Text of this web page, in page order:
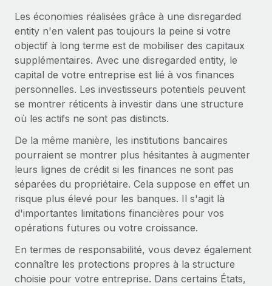
Les économies réalisées grâce à une disregarded
entity n'en valent pas toujours la peine si votre
objectif à long terme est de mobiliser des capitaux
supplémentaires. Avec une disregarded entity, le
capital de votre entreprise est lié à vos finances
personnelles. Les investisseurs potentiels peuvent
se montrer réticents à investir dans une structure
où les actifs ne sont pas distincts.
De la même manière, les institutions bancaires
pourraient se montrer plus hésitantes à augmenter
leurs lignes de crédit si les finances ne sont pas
séparées du propriétaire. Cela suppose en effet un
risque plus élevé pour les banques. Il s'agit là
d'importantes limitations financières pour vos
opérations futures ou votre croissance.
En termes de responsabilité, vous devez également
connaître les protections propres à la structure
choisie pour votre entreprise. Dans certains États,